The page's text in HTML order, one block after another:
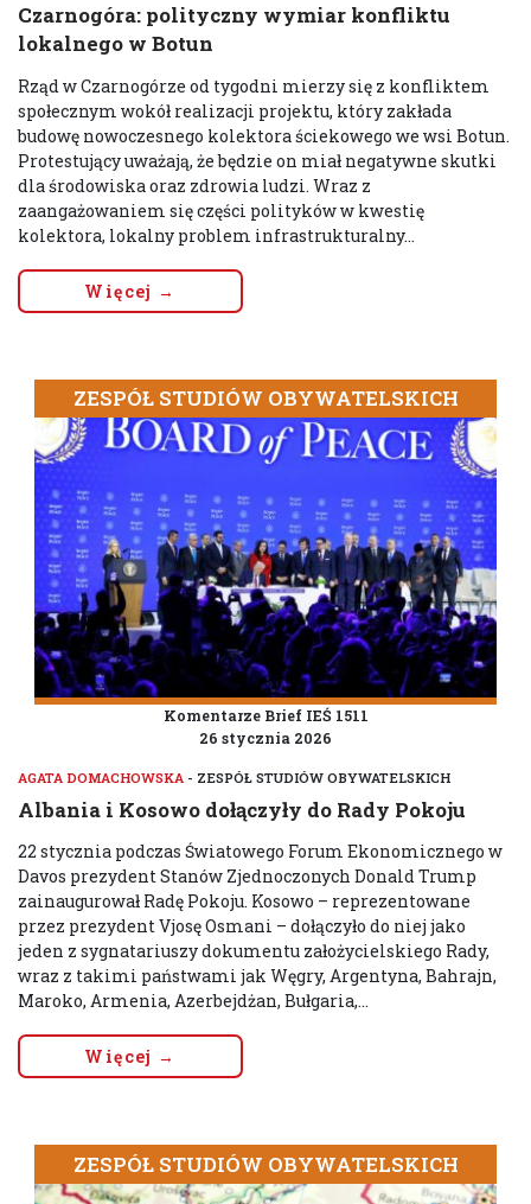
Czarnogóra: polityczny wymiar konfliktu
lokalnego w Botun
Rząd w Czarnogórze od tygodni mierzy się z konfliktem
społecznym wokół realizacji projektu, który zakłada
budowę nowoczesnego kolektora ściekowego we wsi Botun.
Protestujący uważają, że będzie on miał negatywne skutki
dla środowiska oraz zdrowia ludzi. Wraz z
zaangażowaniem się części polityków w kwestię
kolektora, lokalny problem infrastrukturalny...
Więcej →
ZESPÓŁ STUDIÓW OBYWATELSKICH
Komentarze Brief IEŚ 1511
26 stycznia 2026
AGATA DOMACHOWSKA - ZESPÓŁ STUDIÓW OBYWATELSKICH
Albania i Kosowo dołączyły do Rady Pokoju
22 stycznia podczas Światowego Forum Ekonomicznego w
Davos prezydent Stanów Zjednoczonych Donald Trump
zainaugurował Radę Pokoju. Kosowo – reprezentowane
przez prezydent Vjosę Osmani – dołączyło do niej jako
jeden z sygnatariuszy dokumentu założycielskiego Rady,
wraz z takimi państwami jak Węgry, Argentyna, Bahrajn,
Maroko, Armenia, Azerbejdżan, Bułgaria,...
Więcej →
ZESPÓŁ STUDIÓW OBYWATELSKICH